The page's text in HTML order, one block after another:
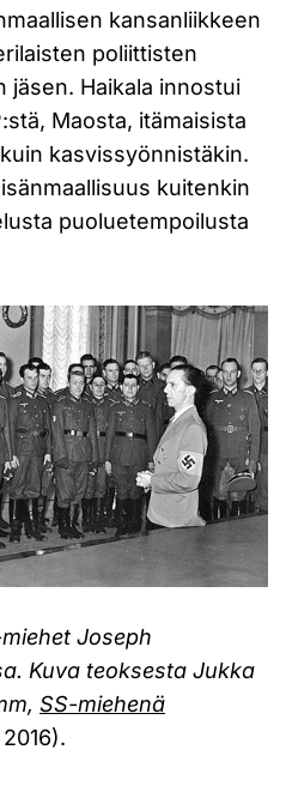
kansanliikkeen
poliittisten
jäsen. Haikala innostui
Maosta, itämaisista
kasvissyönnistäkin.
kuitenkin
puoluetempoilusta
Joseph
Kuva teoksesta Jukka
SS-miehenä